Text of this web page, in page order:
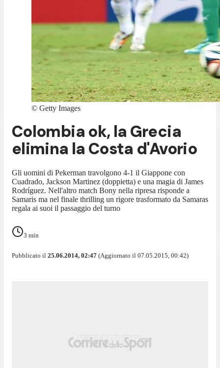
© Getty Images
Colombia ok, la Grecia
elimina la Costa d'Avorio
Gli uomini di Pekerman travolgono 4-1 il Giappone con
Cuadrado, Jackson Martinez (doppietta) e una magia di James
Rodríguez. Nell'altro match Bony nella ripresa risponde a
Samaris ma nel finale thrilling un rigore trasformato da Samaras
regala ai suoi il passaggio del turno
3 min
Pubblicato il 25.06.2014, 02:47 (Aggiornato il 07.05.2015, 00:42)